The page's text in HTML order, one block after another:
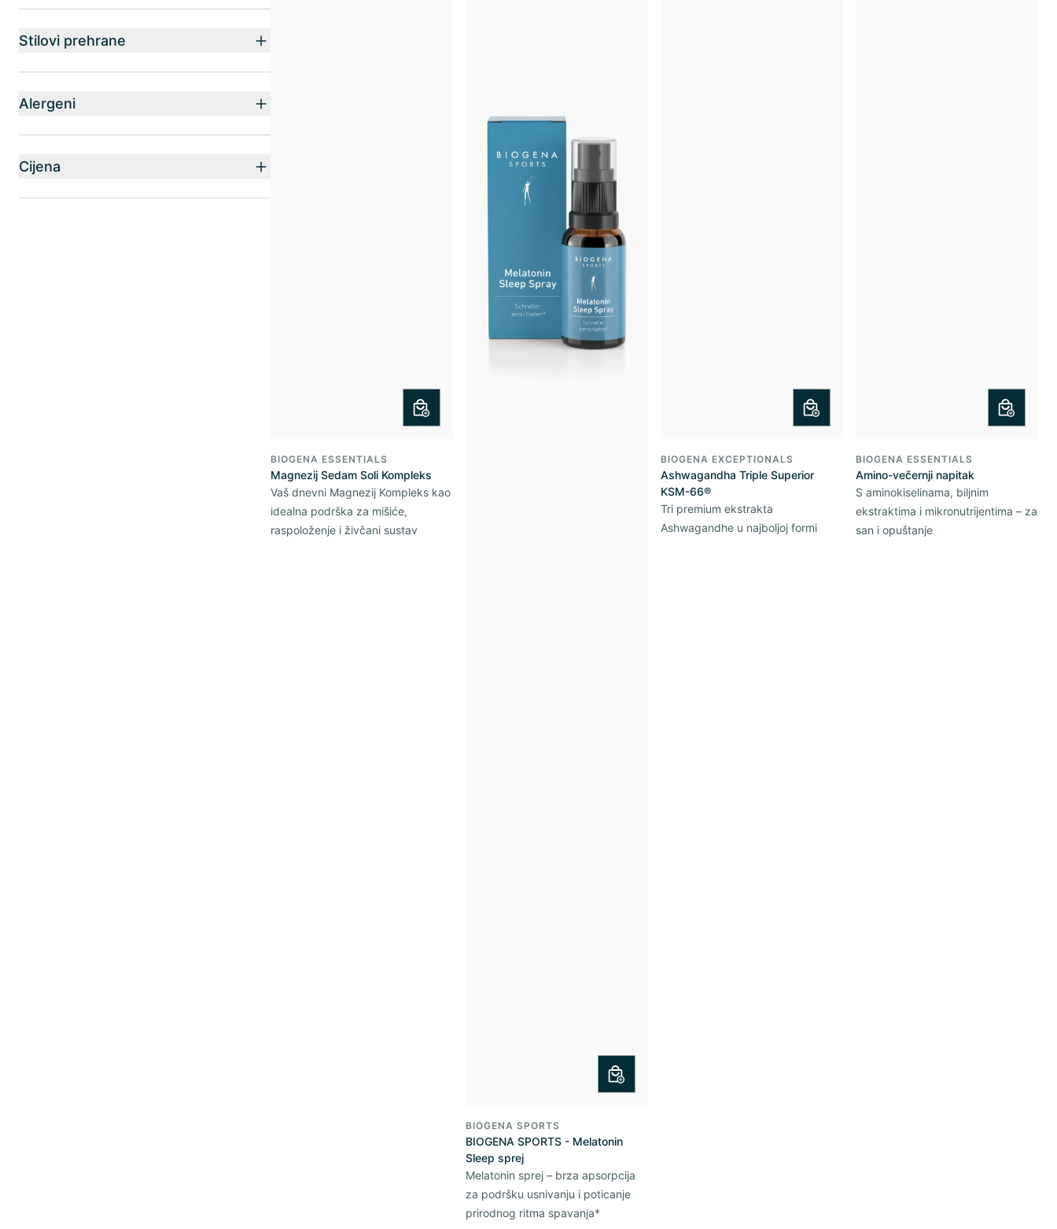
BIOGENA ESSENTIALS
Magnezij Sedam Soli Kompleks
Vaš dnevni Magnezij Kompleks kao
idealna podrška za mišiće,
raspoloženje i živčani sustav
BIOGENA SPORTS
BIOGENA SPORTS - Melatonin
Sleep sprej
Melatonin sprej – brza apsorpcija
za podršku usnivanju i poticanje
prirodnog ritma spavanja*
BIOGENA EXCEPTIONALS
Ashwagandha Triple Superior
KSM-66®
Tri premium ekstrakta
Ashwagandhe u najboljoj formi
BIOGENA ESSENTIALS
Amino-večernji napitak
S aminokiselinama, biljnim
ekstraktima i mikronutrijentima – za
san i opuštanje
Stilovi prehrane
Alergeni
Cijena